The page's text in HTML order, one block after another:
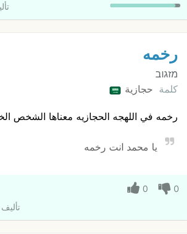
رخمه
מזגוב
كلمة حجازية
رخمه في اللهجه الحجازيه معناها الشخص
يا محمد انت رخمه
0
0
تأليف